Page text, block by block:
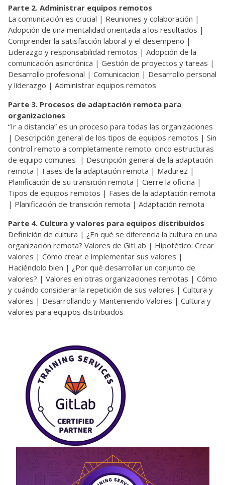
Parte 2. Administrar equipos remotos
La comunicación es crucial | Reuniones y colaboración |
Adopción de una mentalidad orientada a los resultados |
Comprender la satisfacción laboral y el desempeño |
Liderazgo y responsabilidad remotos | Adopción de la
comunicación asincrónica | Gestión de proyectos y tareas |
Desarrollo profesional | Comunicacion | Desarrollo personal
y liderazgo | Administrar equipos remotos
Parte 3. Procesos de adaptación remota para
organizaciones
“Ir a distancia” es un proceso para todas las organizaciones
| Descripción general de los tipos de equipos remotos | Sin
control remoto a completamente remoto: cinco estructuras
de equipo comunes | Descripción general de la adaptación
remota | Fases de la adaptación remota | Madurez |
Planificación de su transición remota | Cierre la oficina |
Tipos de equipos remotos | Fases de la adaptación remota
| Planificación de transición remota | Adaptación remota
Parte 4. Cultura y valores para equipos distribuidos
Definición de cultura | ¿En qué se diferencia la cultura en una
organización remota? Valores de GitLab | Hipotético: Crear
valores | Cómo crear e implementar sus valores |
Haciéndolo bien | ¿Por qué desarrollar un conjunto de
valores? | Valores en otras organizaciones remotas | Cómo
y cuándo considerar la repetición de sus valores | Cultura y
valores | Desarrollando y Manteniendo Valores | Cultura y
valores para equipos distribuidos